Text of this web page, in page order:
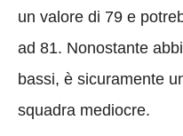
un valore di 79 e
ad 81. Nonostante
bassi, è sicuramente
squadra mediocre.